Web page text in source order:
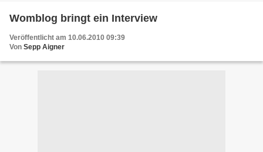
Womblog bringt ein Interview
Veröffentlicht am 10.06.2010 09:39
Von Sepp Aigner